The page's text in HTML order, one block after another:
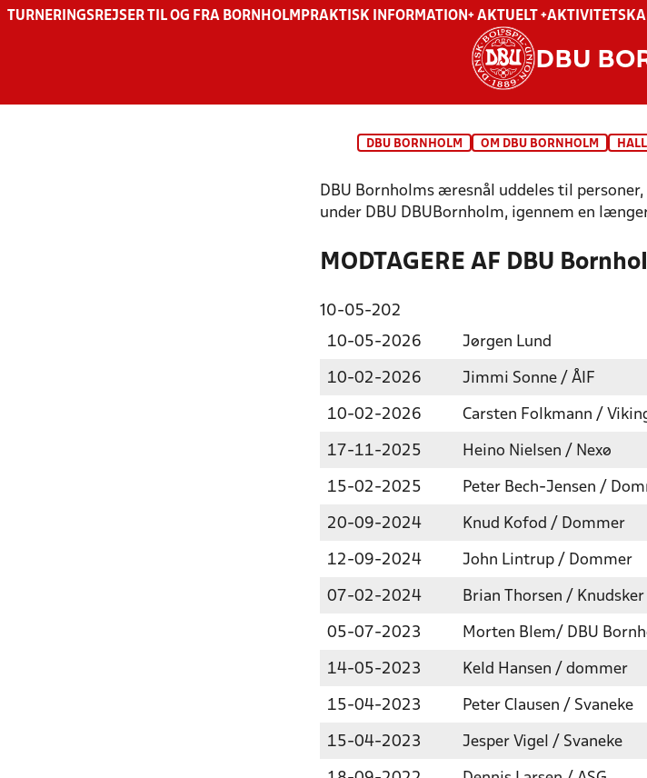
TURNERINGSREJSER TIL OG FRA BORNHOLM PRAKTISK INFORMATION + AKTUELT +
DBU
DBU BORNHOLM OM DBU BORNHOLM
DBU Bornholms æresnål uddeles til
under DBU DBUBornholm, igennem en
MODTAGERE AF DBU
10-05-202
10-05-2026
Jørgen Lund
10-02-2026 Jimmi Sonne / ÅIF
10-02-2026 Carsten Folkmann /
17-11-2025 Heino Nielsen / Nexø
15-02-2025 Peter Bech-Jensen /
20-09-2024 Knud Kofod / Dommer
12-09-2024 John Lintrup / Dommer
07-02-2024 Brian Thorsen / Knudsker
05-07-2023 Morten Blem/ DBU
14-05-2023 Keld Hansen / dommer
15-04-2023 Peter Clausen / Svaneke
15-04-2023 Jesper Vigel / Svaneke